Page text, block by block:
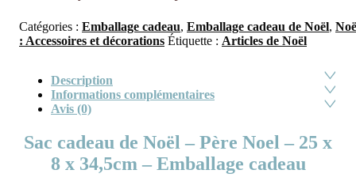
Catégories : Emballage cadeau, Emballage cadeau de Noël,
: Accessoires et décorations Étiquette : Articles de Noël
Description
Informations complémentaires
Avis (0)
Sac cadeau de Noël – Père Noel – 25 x
8 x 34,5cm – Emballage cadeau